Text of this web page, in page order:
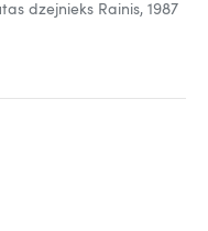
dzejnieks Rainis, 1987